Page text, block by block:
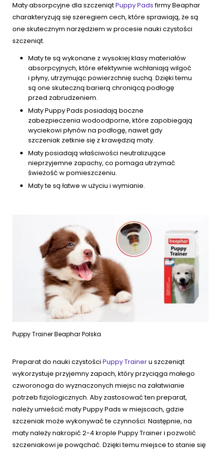
Maty absorpcyjne dla szczeniątPuppy Padsfirmy Beaphar
charakteryzują się szeregiem cech, które sprawiają, że są
one skutecznym narzędziem w procesie nauki czystości
szczeniąt.
Maty te są wykonane z wysokiej klasy materiałów
absorpcyjnych, które efektywnie wchłaniają wilgoć
i płyny, utrzymując powierzchnię suchą. Dzięki temu
są one skuteczną barierą chroniącą podłogę
przed zabrudzeniem.
Maty Puppy Pads posiadają boczne
zabezpieczenia wodoodporne, które zapobiegają
wyciekowi płynów na podłogę, nawet gdy
szczeniak zetknie się z krawędzią maty.
Maty posiadają właściwości neutralizujące
nieprzyjemne zapachy, co pomaga utrzymać
świeżość w pomieszczeniu.
Maty te są łatwe w użyciu i wymianie.
Puppy Trainer Beaphar Polska
Preparat do nauki czystości Puppy Traineru szczeniąt
wykorzystuje przyjemny zapach, który przyciąga małego
czworonoga do wyznaczonych miejsc na załatwianie
potrzeb fizjologicznych. Aby zastosować ten preparat,
należy umieścić maty Puppy Pads w miejscach, gdzie
szczeniak może wykonywać te czynności. Następnie, na
maty należy nakropić 2-4 krople Puppy Trainer i pozwolić
szczeniakowi je powąchać. Dzięki temu miejsce to stanie się